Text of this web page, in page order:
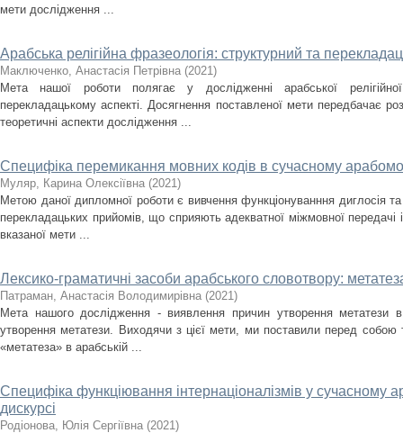
мети дослідження ...
Арабська релігійна фразеологія: структурний та
Маключенко, Анастасія Петрівна (2021)
Мета нашої роботи полягає у дослідженні арабської
перекладацькому аспекті. Досягнення поставленої мети передбачає
теоретичні аспекти дослідження ...
Специфіка перемикання мовних кодів в сучасному
Муляр, Карина Олексіївна (2021)
Метою даної дипломної роботи є вивчення функціонуванння диглосія та
перекладацьких прийомів, що сприяють адекватної міжмовної передачі
вказаної мети ...
Лексико-граматичні засоби арабського словотвору:
Патраман, Анастасія Володимирівна (2021)
Мета нашого дослідження - виявлення причин утворення метатези в
утворення метатези. Виходячи з цієї мети, ми поставили перед собою
«метатеза» в арабській ...
Специфіка функціювання інтернаціоналізмів у сучасному
дискурсі
Родіонова, Юлія Сергіївна (2021)